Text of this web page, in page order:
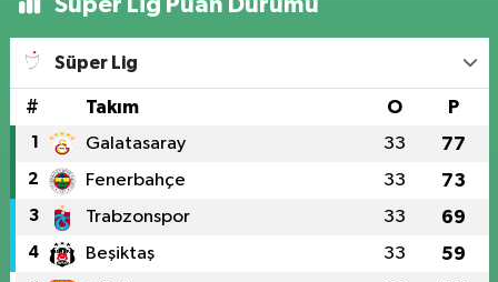
Süper Lig
# Takım O P
1 Galatasaray 33 77
2 Fenerbahçe 33 73
3 Trabzonspor 33 69
4 Beşiktaş 33 59